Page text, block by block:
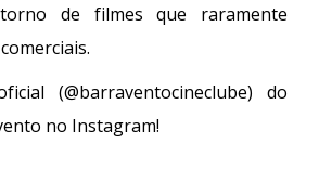
de filmes que raramente
(@barraventocineclube) do
no Instagram!